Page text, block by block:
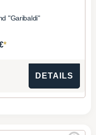
"Garibaldi"
*
DETAILS